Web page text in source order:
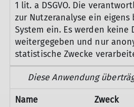
1 lit. a DSGVO. Die
zur Nutzeranalyse ein
System ein. Es werden keine
weitergegeben und nur
statistische Zwecke
Diese Anwendung
Name Zweck